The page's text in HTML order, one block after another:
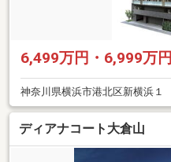
6,499万円・6,999万円
神奈川県横浜市港北区新横浜１
ディアナコート大倉山